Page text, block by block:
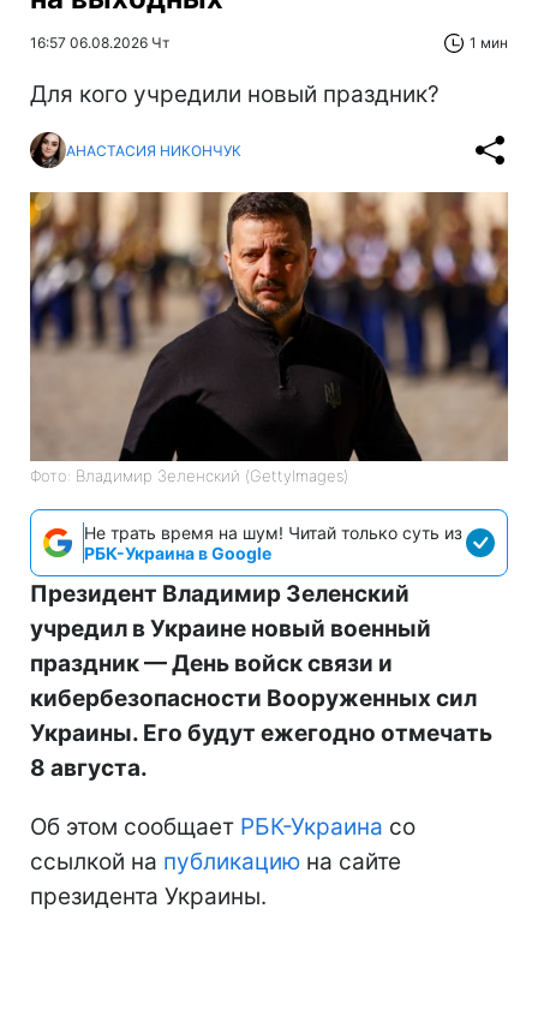
16:57 06.08.2026 Чт 1 мин
Для кого учредили новый праздник?
АНАСТАСИЯ НИКОНЧУК
Фото: Владимир Зеленский (GettyImages)
Не трать время на шум! Читай только суть из
РБК-Украина в Google
Президент Владимир Зеленский
учредил в Украине новый военный
праздник — День войск связи и
кибербезопасности Вооруженных сил
Украины. Его будут ежегодно отмечать
8 августа.
Об этом сообщает РБК-Украина со
ссылкой на публикацию на сайте
президента Украины.